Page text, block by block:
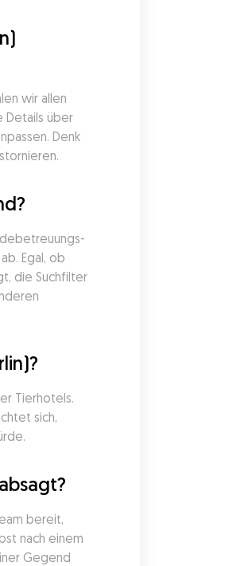
wir allen
Details über
Denk
Egal, ob
die Suchfilter
Tierhotels.
sich,
bereit,
nach einem
Gegend